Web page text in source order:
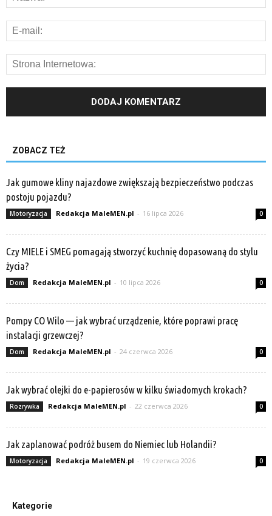
ZOBACZ TEŻ
Jak gumowe kliny najazdowe zwiększają bezpieczeństwo podczas
postoju pojazdu?
Motoryzacja Redakcja MaleMEN.pl - 16 lipca 2026 0
Czy MIELE i SMEG pomagają stworzyć kuchnię dopasowaną do stylu
życia?
Dom Redakcja MaleMEN.pl - 10 lipca 2026 0
Pompy CO Wilo — jak wybrać urządzenie, które poprawi pracę
instalacji grzewczej?
Dom Redakcja MaleMEN.pl - 24 czerwca 2026 0
Jak wybrać olejki do e-papierosów w kilku świadomych krokach?
Rozrywka Redakcja MaleMEN.pl - 22 czerwca 2026 0
Jak zaplanować podróż busem do Niemiec lub Holandii?
Motoryzacja Redakcja MaleMEN.pl - 19 czerwca 2026 0
Kategorie